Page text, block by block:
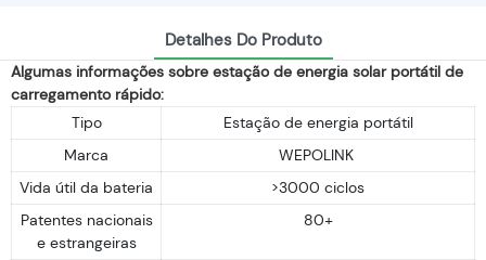
Detalhes Do Produto
Algumas informações sobre estação de energia solar portátil de
carregamento rápido:
Tipo
Estação de energia portátil
Marca
WEPOLINK
Vida útil da bateria
>3000 ciclos
Patentes nacionais
e estrangeiras
80+